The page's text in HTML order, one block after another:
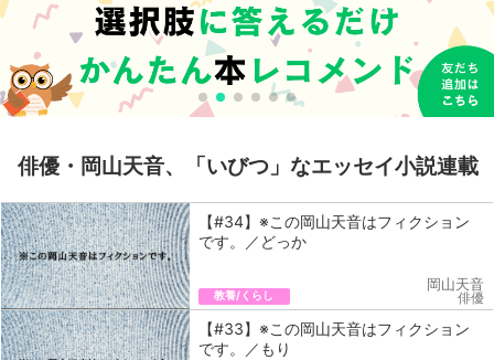
俳優・岡山天音、「いびつ」なエッセイ小説連載
【#34】※この岡山天音はフィクション
です。／どっか
教養/くらし
岡山天音
俳優
【#33】※この岡山天音はフィクション
です。／もり